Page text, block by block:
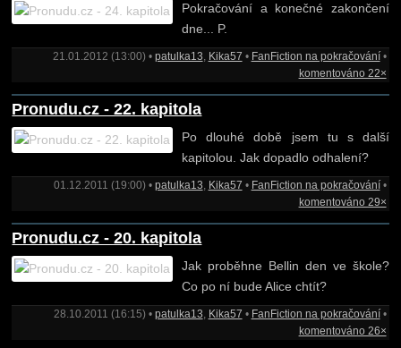
Pokračování a konečné zakončení
dne... P.
21.01.2012 (13:00) • patulka13, Kika57 • FanFiction na pokračování•
komentováno 22×
Pronudu.cz - 22. kapitola
Po dlouhé době jsem tu s další
kapitolou. Jak dopadlo odhalení?
01.12.2011 (19:00) • patulka13, Kika57 • FanFiction na pokračování•
komentováno 29×
Pronudu.cz - 20. kapitola
Jak proběhne Bellin den ve škole?
Co po ní bude Alice chtít?
28.10.2011 (16:15) • patulka13, Kika57 • FanFiction na pokračování•
komentováno 26×